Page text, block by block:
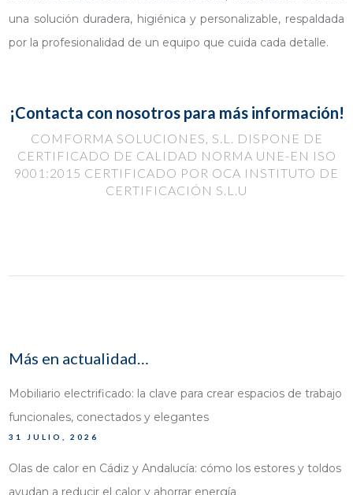
una solución duradera, higiénica y personalizable, respaldada
por la profesionalidad de un equipo que cuida cada detalle.
¡Contacta con nosotros para más información!
COMFORMA SOLUCIONES, S.L. DISPONE DE
CERTIFICADO DE CALIDAD NORMA UNE-EN ISO
9001:2015 CERTIFICADO POR OCA INSTITUTO DE
CERTIFICACIÓN S.L.U
Más en actualidad…
Mobiliario electrificado: la clave para crear espacios de trabajo
funcionales, conectados y elegantes
31 JULIO, 2026
Olas de calor en Cádiz y Andalucía: cómo los estores y toldos
ayudan a reducir el calor y ahorrar energía